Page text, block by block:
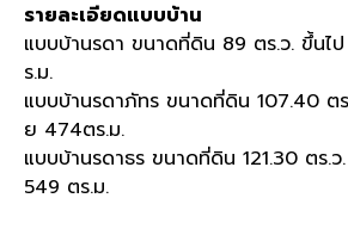
รายละเอียดแบบบ้าน
แบบบ้านรดา ขนาดที่ดิน 89 ตร.ว. ขึ้นไ
ร.ม.
แบบบ้านรดาภัทร ขนาดที่ดิน 107.40 ต
ย 474ตร.ม.
แบบบ้านรดาธร ขนาดที่ดิน 121.30 ตร.
549 ตร.ม.